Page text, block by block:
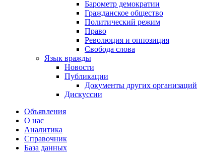
Барометр демократии
Гражданское общество
Политический режим
Право
Революция и оппозиция
Свобода слова
Язык вражды
Новости
Публикации
Документы других организаций
Дискуссии
Объявления
О нас
Аналитика
Справочник
База данных